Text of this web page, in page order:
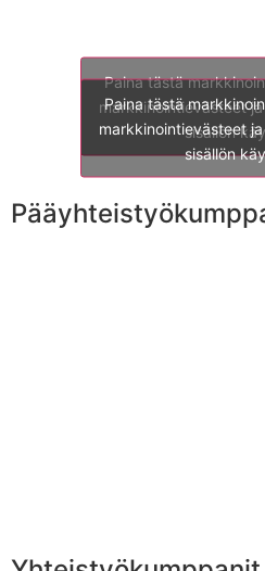
Paina tästä
markkinointievästeet
sisällön
Paina tästä
markkinointievästeet
sisällön